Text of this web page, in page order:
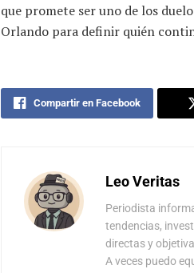
que promete ser uno de los
Orlando para definir quién
Compartir en Facebook
Leo Veritas
Periodista
tendencias,
directas y
A veces puedo